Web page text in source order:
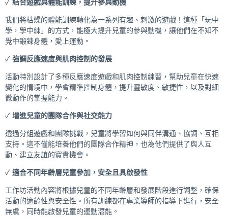
我們將枯燥的體能訓練轉化為一系列有趣、刺激的遊戲！這種「玩中
學，學中練」的方式，能極大提升兒童的參與動機，讓他們在不知不
覺中鍛鍊身體，愛上運動。
✓ 強調反應速度與肌肉控制的發展
活動特別設計了多種反應速度遊戲和肌肉控制練習，幫助兒童在快速
變化的情境中，學會精準控制身體，提升靈敏度、敏捷性，以及對細
微動作的掌握能力。
✓ 增進兒童的團隊合作與社交能力
透過分組遊戲和團隊挑戰，兒童將學習如何與同伴溝通、協調、互相
支持。這不僅能培養他們的團隊合作精神，也為他們提供了與人互
動、建立友誼的寶貴機會。
✓ 適合不同年齡層兒童參加，安全且具啟發性
工作坊活動內容將根據兒童的不同年齡層和發展階段進行調整，確保
活動的適齡性與安全性。所有訓練都在專業導師的指導下進行，安全
無虞，同時能啟發兒童的運動潛能。